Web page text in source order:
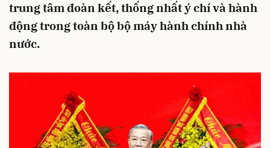
trung tâm đoàn kết, thống nhất ý chí và hành
động trong toàn bộ bộ máy hành chính nhà
nước.